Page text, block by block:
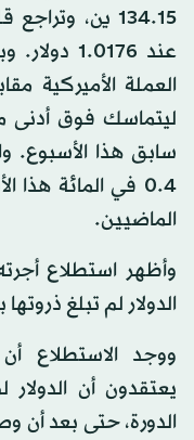
134.15 ين،
عند
ليتماسك فوق
سابق هذا الأسبوع.
0.4 في المائة
الماضيين.
وأظهر استطلاع
الدولار لم تبلغ
يعتقدون أن
الدورة، حتى بعد